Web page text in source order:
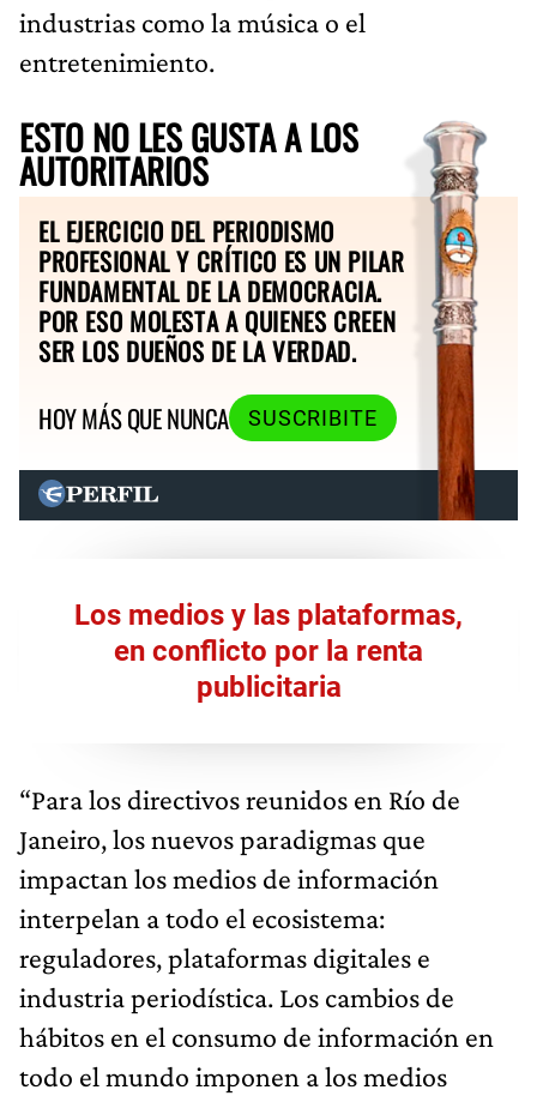
industrias como la música o el
entretenimiento.
ESTO NO LES GUSTA A LOS
AUTORITARIOS
EL EJERCICIO DEL PERIODISMO
PROFESIONAL Y CRÍTICO ES UN PILAR
FUNDAMENTAL DE LA DEMOCRACIA.
POR ESO MOLESTA A QUIENES CREEN
SER LOS DUEÑOS DE LA VERDAD.
HOY MÁS QUE NUNCA
SUSCRIBITE
Los medios y las plataformas,
en conflicto por la renta
publicitaria
“Para los directivos reunidos en Río de
Janeiro, los nuevos paradigmas que
impactan los medios de información
interpelan a todo el ecosistema:
reguladores, plataformas digitales e
industria periodística. Los cambios de
hábitos en el consumo de información en
todo el mundo imponen a los medios